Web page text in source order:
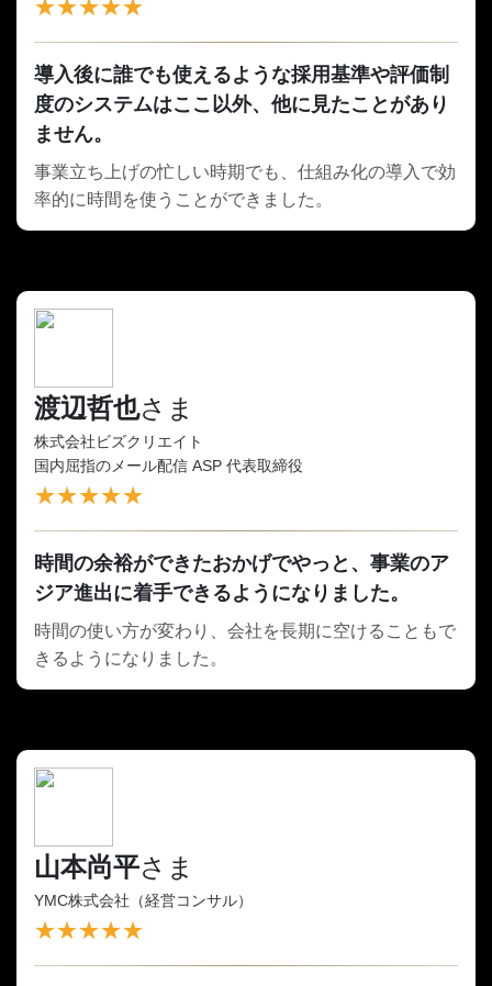
★★★★★
導入後に誰でも使えるような採用基準や評価制
度のシステムはここ以外、他に見たことがあり
ません。
事業立ち上げの忙しい時期でも、仕組み化の導入で効
率的に時間を使うことができました。
渡辺哲也さま
株式会社ビズクリエイト
国内屈指のメール配信 ASP 代表取締役
★★★★★
時間の余裕ができたおかげでやっと、事業のア
ジア進出に着手できるようになりました。
時間の使い方が変わり、会社を長期に空けることもで
きるようになりました。
山本尚平さま
YMC株式会社（経営コンサル）
★★★★★